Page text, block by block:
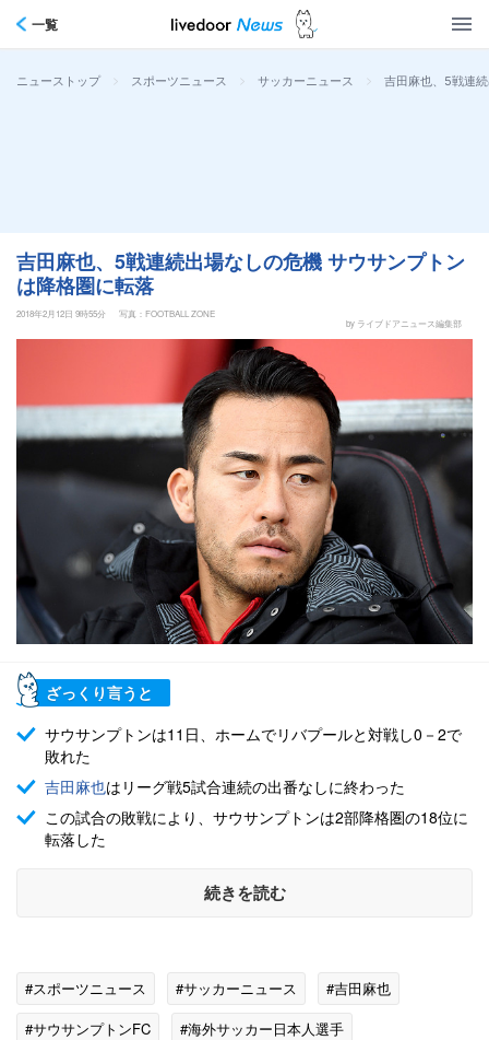
一覧
ニューストップ > スポーツニュース > サッカーニュース > 吉田麻也、5戦連
吉田麻也、5戦連続出場なしの危機 サウサンプトン
は降格圏に転落
2018年2月12日 9時55分
写真：FOOTBALL ZONE
by ライブドアニュース編集部
ざっくり言うと
サウサンプトンは11日、ホームでリバプールと対戦し0－2で
敗れた
吉田麻也はリーグ戦5試合連続の出番なしに終わった
この試合の敗戦により、サウサンプトンは2部降格圏の18位に
転落した
続きを読む
#スポーツニュース #サッカーニュース
#吉田麻也
#サウサンプトンFC
#海外サッカー日本人選手